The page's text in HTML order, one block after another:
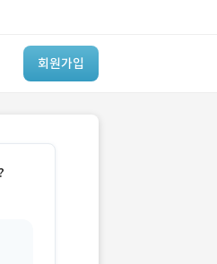
회원가입